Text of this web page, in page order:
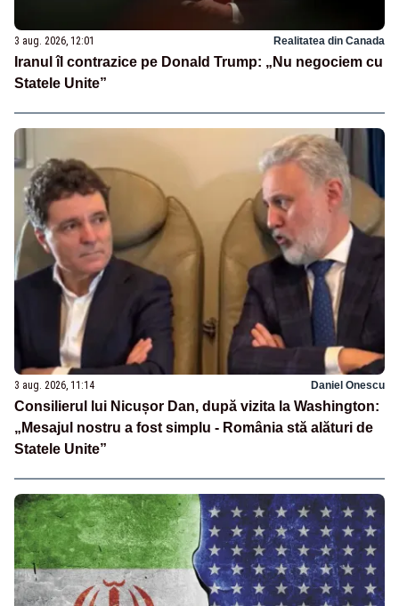
3 aug. 2026, 12:01 Realitatea din Canada
Iranul îl contrazice pe Donald Trump: „Nu negociem cu
Statele Unite”
3 aug. 2026, 11:14 Daniel Onescu
Consilierul lui Nicușor Dan, după vizita la Washington:
„Mesajul nostru a fost simplu - România stă alături de
Statele Unite”